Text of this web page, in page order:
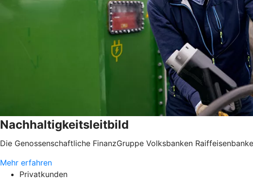
Nachhaltigkeitsleitbild
Die Genossenschaftliche FinanzGruppe Volksbanken
Mehr erfahren
Privatkunden